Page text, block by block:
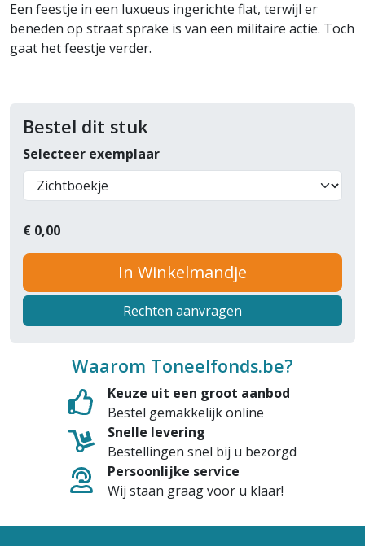
Een feestje in een luxueus ingerichte flat, terwijl er
beneden op straat sprake is van een militaire actie. Toch
gaat het feestje verder.
Bestel dit stuk
Selecteer exemplaar
€ 0,00
In Winkelmandje
Rechten aanvragen
Waarom Toneelfonds.be?
Keuze uit een groot aanbod
Bestel gemakkelijk online
Snelle levering
Bestellingen snel bij u bezorgd
Persoonlijke service
Wij staan graag voor u klaar!